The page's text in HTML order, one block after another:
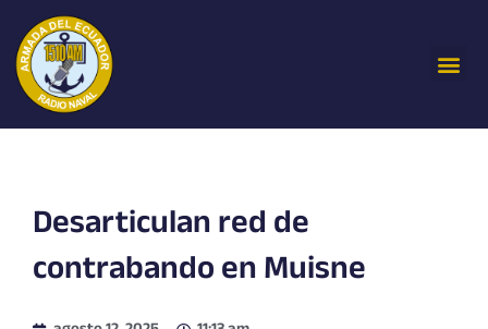
contenido
Desarticulan red de
contrabando en Muisne